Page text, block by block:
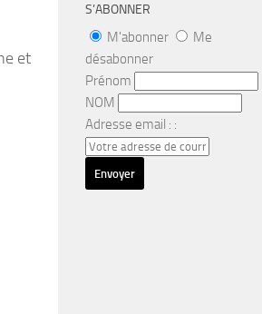
et
S’ABONNER
M'abonner
Me
désabonner
Prénom
NOM
Adresse email : :